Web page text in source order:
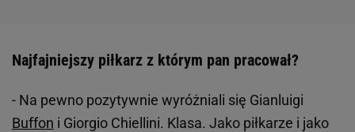
Najfajniejszy piłkarz z którym pan pracował?
- Na pewno pozytywnie wyróżniali się Gianluigi
Buffon i Giorgio Chiellini. Klasa. Jako piłkarze i jako